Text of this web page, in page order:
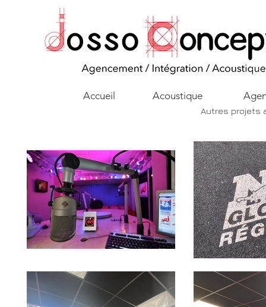
Accueil Acoustique
Autres projets